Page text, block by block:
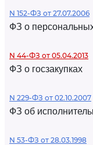
N 152-ФЗ от 27.07.2006
ФЗ о
N 44-ФЗ от 05.04.2013
ФЗ о госзакупках
N 229-ФЗ от 02.10.2007
ФЗ об
N 53-ФЗ от 28.03.1998